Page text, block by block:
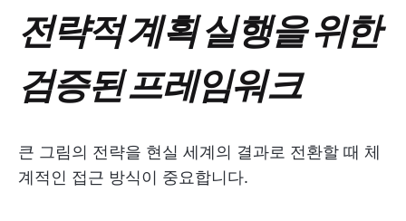
전략적 계획 실행을 위한
검증된 프레임워크
큰 그림의 전략을 현실 세계의 결과로 전환할 때 체
계적인 접근 방식이 중요합니다.